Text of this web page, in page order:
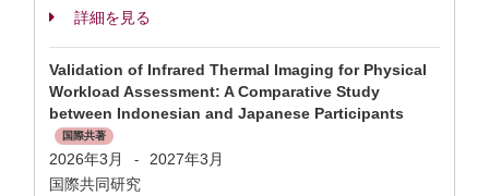
詳細を見る
Validation of Infrared Thermal Imaging for Physical
Workload Assessment: A Comparative Study
between Indonesian and Japanese Participants
国際共著
2026年3月 -
2027年3月
国際共同研究